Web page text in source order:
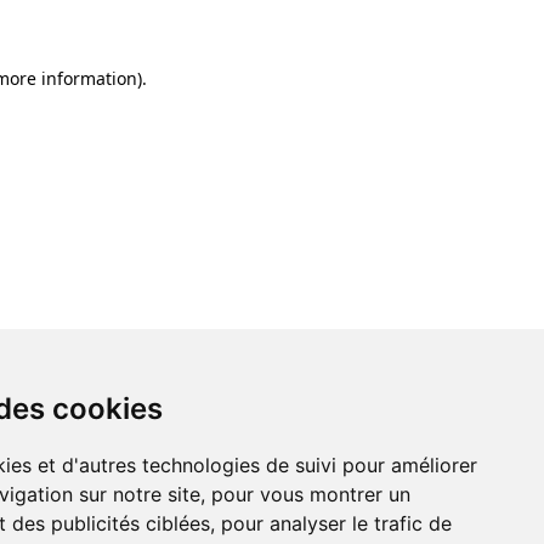
cookies
et d'autres technologies de suivi pour améliorer
sur notre site, pour vous montrer un
des publicités ciblées, pour analyser le trafic de
information).